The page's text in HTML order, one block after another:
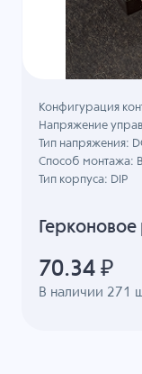
В наличии 271
Конфигурация
Напряжение
Тип напряжения:
Способ монтажа:
Тип корпуса: DIP
70.34 ₽